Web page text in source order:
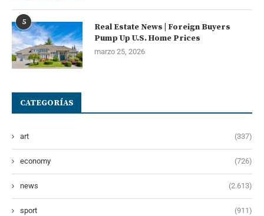
5
Real Estate News | Foreign Buyers
Pump Up U.S. Home Prices
marzo 25, 2026
CATEGORÍAS
art (337)
economy (726)
news (2.613)
sport (911)